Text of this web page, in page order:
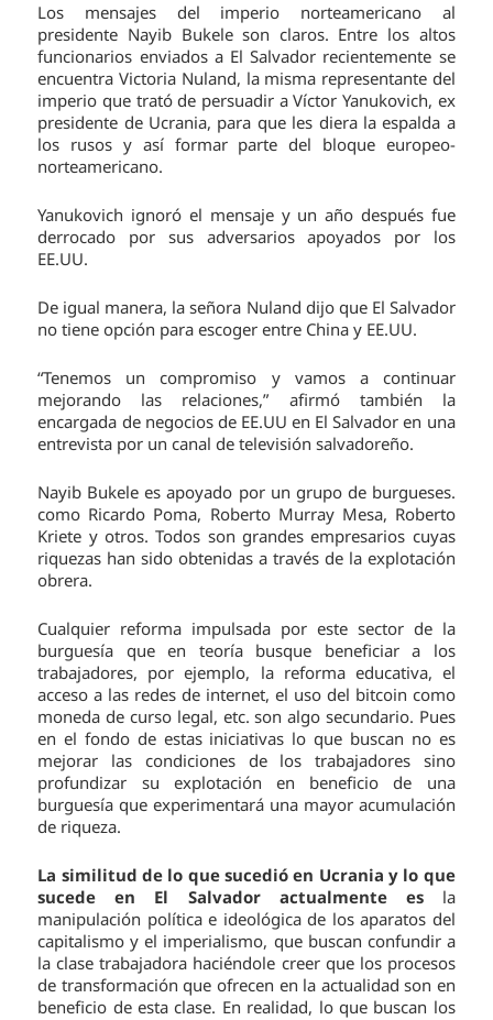
Los mensajes del imperio norteamericano al
presidente Nayib Bukele son claros. Entre los altos
funcionarios enviados a El Salvador recientemente se
encuentra Victoria Nuland, la misma representante del
imperio que trató de persuadir a Víctor Yanukovich, ex
presidente de Ucrania, para que les diera la espalda a
los rusos y así formar parte del bloque europeo-
norteamericano.
Yanukovich ignoró el mensaje y un año después fue
derrocado por sus adversarios apoyados por los
EE.UU.
De igual manera, la señora Nuland dijo que El Salvador
no tiene opción para escoger entre China y EE.UU.
“Tenemos un compromiso y vamos a continuar
mejorando las relaciones,” afirmó también la
encargada de negocios de EE.UU en El Salvador en una
entrevista por un canal de televisión salvadoreño.
Nayib Bukele es apoyado por un grupo de burgueses.
como Ricardo Poma, Roberto Murray Mesa, Roberto
Kriete y otros. Todos son grandes empresarios cuyas
riquezas han sido obtenidas a través de la explotación
obrera.
Cualquier reforma impulsada por este sector de la
burguesía que en teoría busque beneficiar a los
trabajadores, por ejemplo, la reforma educativa, el
acceso a las redes de internet, el uso del bitcoin como
moneda de curso legal, etc. son algo secundario. Pues
en el fondo de estas iniciativas lo que buscan no es
mejorar las condiciones de los trabajadores sino
profundizar su explotación en beneficio de una
burguesía que experimentará una mayor acumulación
de riqueza.
La similitud de lo que sucedió en Ucrania y lo que
sucede en El Salvador actualmente es la
manipulación política e ideológica de los aparatos del
capitalismo y el imperialismo, que buscan confundir a
la clase trabajadora haciéndole creer que los procesos
de transformación que ofrecen en la actualidad son en
beneficio de esta clase. En realidad, lo que buscan los